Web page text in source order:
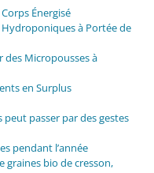
Énergisé
Hydroponiques à Portée de
des Micropousses à
en Surplus
peut passer par des gestes
pendant l’année
graines bio de cresson,